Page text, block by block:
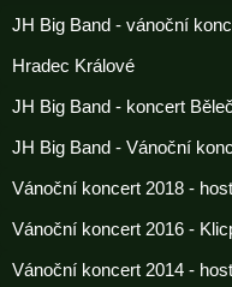
JH Big Band - vánoční
Hradec Králové
JH Big Band - koncert
JH Big Band - Vánoční
Vánoční koncert 2018 -
Vánoční koncert 2016 -
Vánoční koncert 2014 -